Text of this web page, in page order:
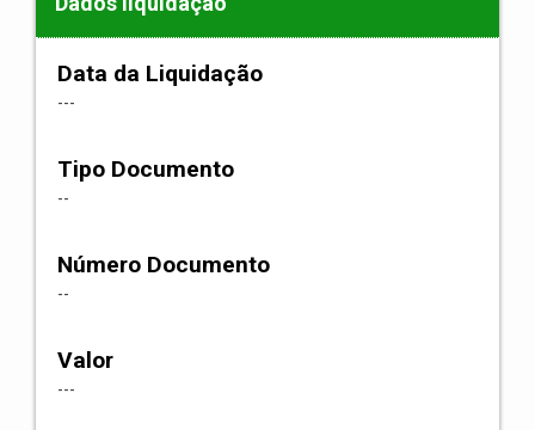
Data da Liquidação
---
Tipo Documento
--
Número Documento
--
Valor
---